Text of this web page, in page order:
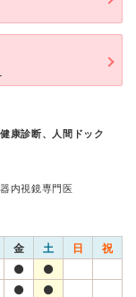
康診断、人間ドック
内視鏡専門医
金 土 日 祝